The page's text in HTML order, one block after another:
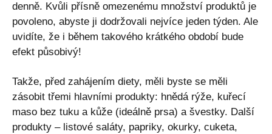
denně. Kvůli přísně omezenému množství produktů je
povoleno, abyste ji dodržovali nejvíce jeden týden. Ale
uvidíte, že i během takového krátkého období bude
efekt působivý!
Takže, před zahájením diety, měli byste se měli
zásobit třemi hlavními produkty: hnědá rýže, kuřecí
maso bez tuku a kůže (ideálně prsa) a švestky. Další
produkty – listové saláty, papriky, okurky, cuketa,